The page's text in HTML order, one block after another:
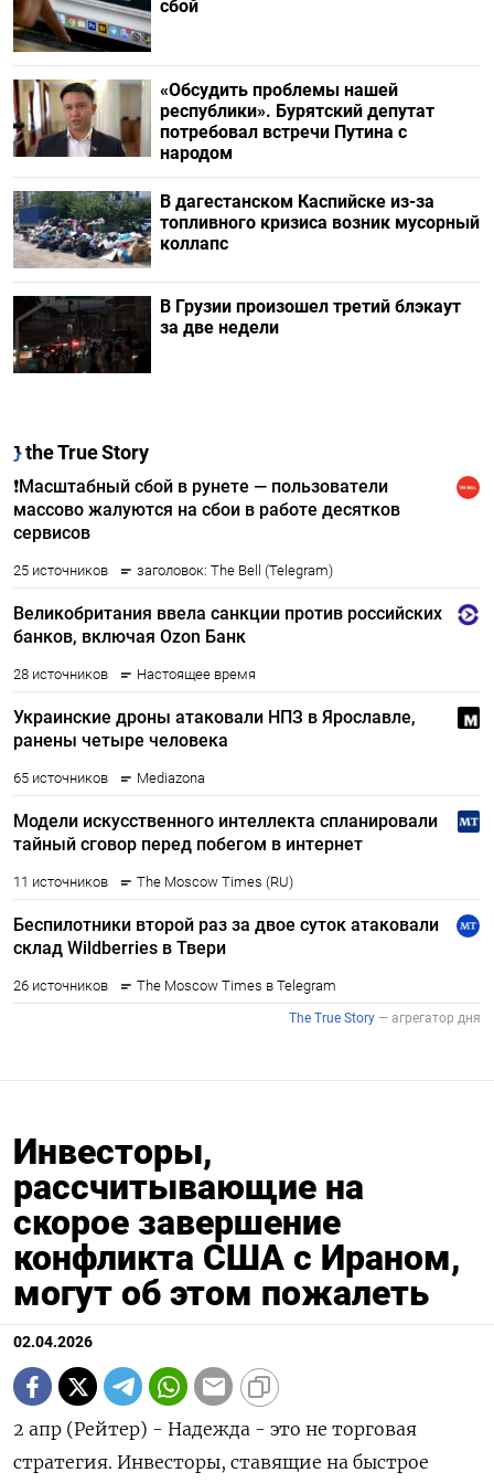
сбой
«Обсудить проблемы нашей
республики». Бурятский депутат
потребовал встречи Путина с
народом
В дагестанском Каспийске из-за
топливного кризиса возник мусорный
коллапс
В Грузии произошел третий блэкаут
за две недели
Инвесторы,
рассчитывающие на
скорое завершение
конфликта США с Ираном,
могут об этом пожалеть
02.04.2026
2 апр (Рейтер) - Надежда - это не торговая
стратегия. Инвесторы, ставящие на быстрое